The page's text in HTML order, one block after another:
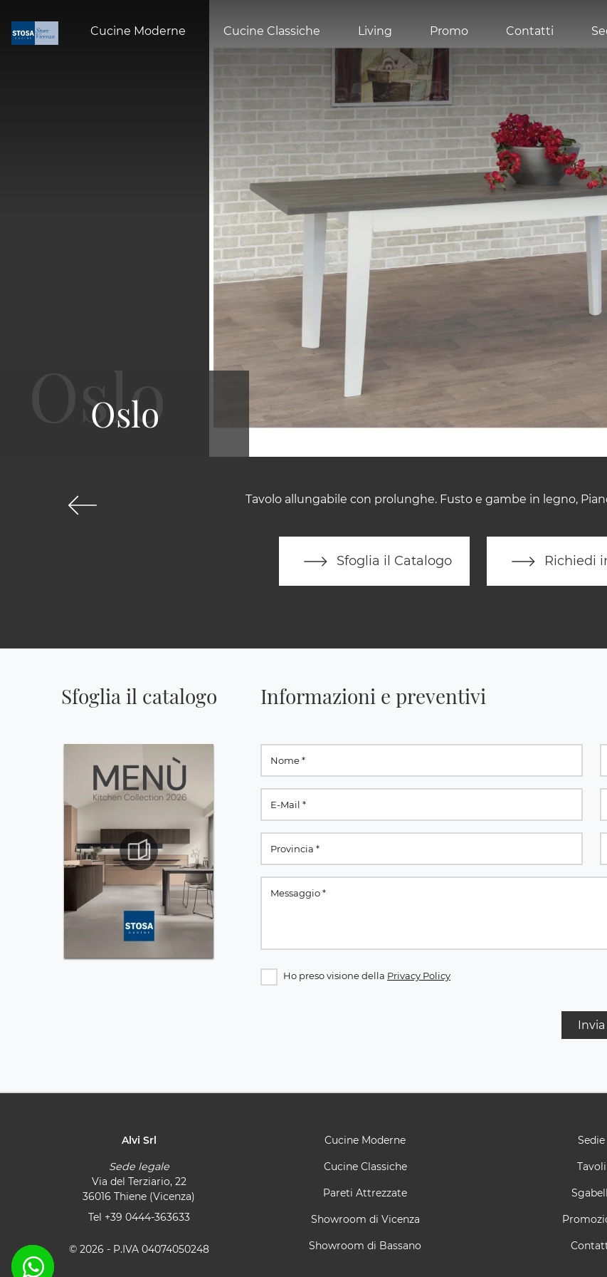
Cucine Moderne Cucine Classiche Living Promo Contatti
Tavolo allungabile con prolunghe. Fusto e gambe in legno,
Sfoglia il Catalogo Richiedi
Oslo
Sfoglia il catalogo Informazioni e preventivi
Ho preso visione della Privacy Policy
Invia
Alvi Srl
Sede legale
Via del Terziario, 22
36016 Thiene (Vicenza)
Tel +39 0444-363633
© 2026 - P.IVA 04074050248
Cucine Moderne
Cucine Classiche
Pareti Attrezzate
Showroom di Vicenza
Showroom di Bassano
Sedie
Tavoli